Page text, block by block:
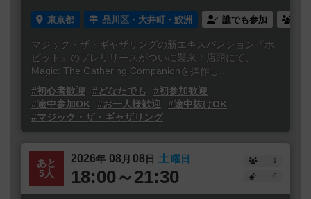
東京都 品川区・大井町・鮫洲 誰でも参加
マジック・ザ・ギャザリングの新エキスパンション『ホ
ビット』のプレリリースがついに襲来！店頭にて、
Magic: The Gathering Companionを操作し...
#初心者歓迎
#どなたでも
#初参加歓迎
#途中参加OK
#お一人様歓迎
#途中抜けOK
#マジック・ザ・ギャザリング
あと
5人
2026年 08 月 08日 土曜日
18:00～21:30
1
0